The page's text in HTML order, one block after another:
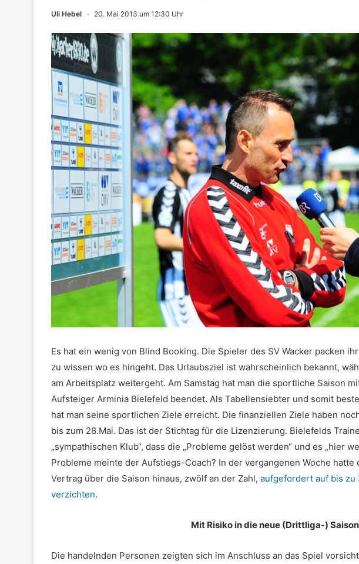
Uli Hebel 20. Mai 2013 um 12:30 Uhr
Es hat ein wenig von Blind Booking. Die Spieler des SV Wacker packen
zu wissen wo es hingeht. Das Urlaubsziel ist wahrscheinlich bekannt,
am Arbeitsplatz weitergeht. Am Samstag hat man die sportliche Saison
Aufsteiger Arminia Bielefeld beendet. Als Tabellensiebter und somit
hat man seine sportlichen Ziele erreicht. Die finanziellen Ziele haben
bis zum 28.Mai. Das ist der Stichtag für die Lizenzierung. Bielefelds
„sympathischen Klub“, dass die „Probleme gelöst werden“ und es „hier
Probleme meinte der Aufstiegs-Coach? In der vergangenen Woche
Vertrag über die Saison hinaus, zwölf an der Zahl, aufgefordert auf bis zu
verzichten.
Mit Risiko in die neue (Drittliga-)
Die handelnden Personen zeigten sich im Anschluss an das Spiel